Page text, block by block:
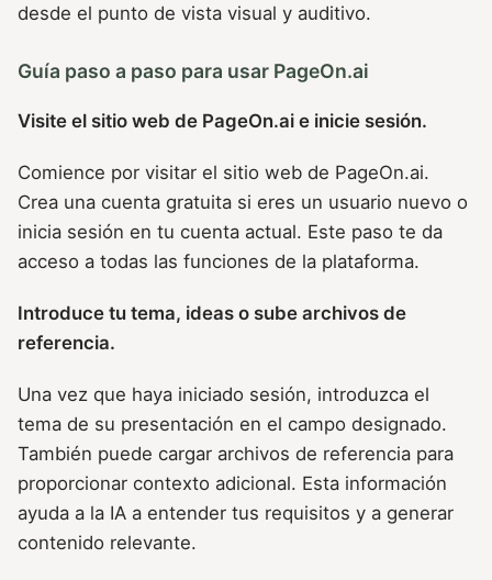
desde el punto de vista visual y auditivo.
Guía paso a paso para usar PageOn.ai
Visite el sitio web de PageOn.ai e inicie sesión.
Comience por visitar el sitio web de PageOn.ai.
Crea una cuenta gratuita si eres un usuario nuevo o
inicia sesión en tu cuenta actual. Este paso te da
acceso a todas las funciones de la plataforma.
Introduce tu tema, ideas o sube archivos de
referencia.
Una vez que haya iniciado sesión, introduzca el
tema de su presentación en el campo designado.
También puede cargar archivos de referencia para
proporcionar contexto adicional. Esta información
ayuda a la IA a entender tus requisitos y a generar
contenido relevante.